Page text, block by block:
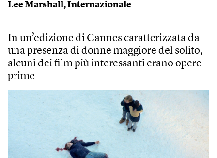
Lee Marshall,Internazionale
In un’edizione di Cannes caratterizzata da
una presenza di donne maggiore del solito,
alcuni dei film più interessanti erano opere
prime